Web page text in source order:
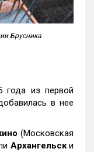
Брусника
года из первой
в нее
(Московская
Архангельски